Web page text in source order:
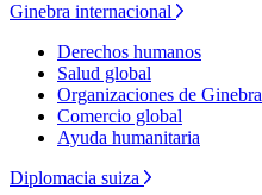
Ginebra internacional
Derechos humanos
Salud global
Organizaciones de Ginebra
Comercio global
Ayuda humanitaria
Diplomacia suiza